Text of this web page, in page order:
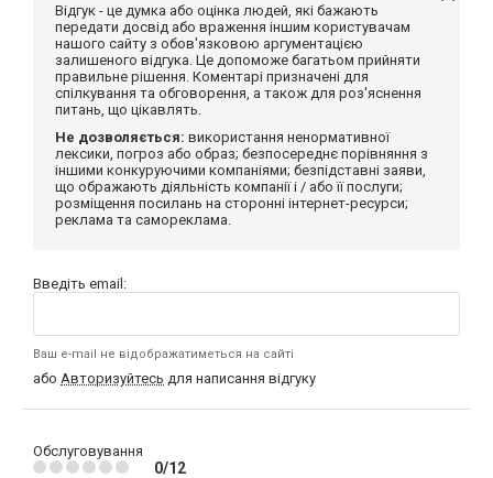
Відгук - це думка або оцінка людей, які бажають
передати досвід або враження іншим користувачам
нашого сайту з обов'язковою аргументацією
залишеного відгука. Це допоможе багатьом прийняти
правильне рішення. Коментарі призначені для
спілкування та обговорення, а також для роз'яснення
питань, що цікавлять.
Не дозволяється: використання ненормативної
лексики, погроз або образ; безпосереднє порівняння з
іншими конкуруючими компаніями; безпідставні заяви,
що ображають діяльність компанії і / або її послуги;
розміщення посилань на сторонні інтернет-ресурси;
реклама та самореклама.
Введіть email:
Ваш e-mail не відображатиметься на сайті
або Авторизуйтесь для написання відгуку
Обслуговування
0/12